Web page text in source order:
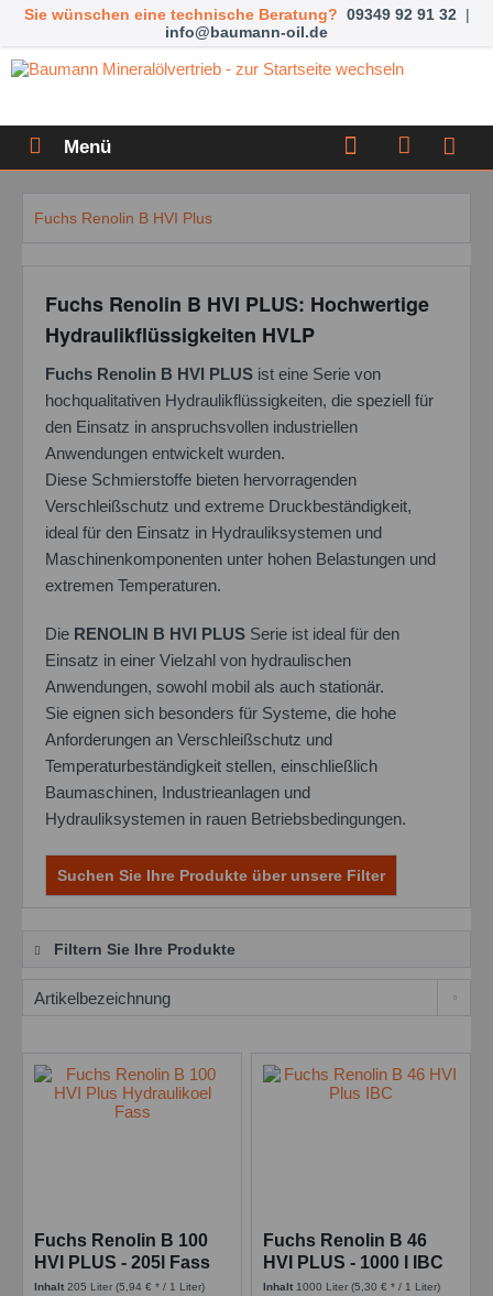
Sie wünschen eine technische Beratung? 09349 92 91 32 |
info@baumann-oil.de
Menü
Fuchs Renolin B HVI Plus
Fuchs Renolin B HVI PLUS: Hochwertige
Hydraulikflüssigkeiten HVLP
Fuchs Renolin B HVI PLUS ist eine Serie von
hochqualitativen Hydraulikflüssigkeiten, die speziell für
den Einsatz in anspruchsvollen industriellen
Anwendungen entwickelt wurden.
Diese Schmierstoffe bieten hervorragenden
Verschleißschutz und extreme Druckbeständigkeit,
ideal für den Einsatz in Hydrauliksystemen und
Maschinenkomponenten unter hohen Belastungen und
extremen Temperaturen.
Die RENOLIN B HVI PLUS Serie ist ideal für den
Einsatz in einer Vielzahl von hydraulischen
Anwendungen, sowohl mobil als auch stationär.
Sie eignen sich besonders für Systeme, die hohe
Anforderungen an Verschleißschutz und
Temperaturbeständigkeit stellen, einschließlich
Baumaschinen, Industrieanlagen und
Hydrauliksystemen in rauen Betriebsbedingungen.
Suchen Sie Ihre Produkte über unsere Filter
Filtern Sie Ihre Produkte
Fuchs Renolin B 100
HVI PLUS - 205l Fass
Inhalt205 Liter(5,94 € * / 1 Liter)
Fuchs Renolin B 46
HVI PLUS - 1000 l IBC
Inhalt 1000 Liter(5,30 € * / 1 Liter)